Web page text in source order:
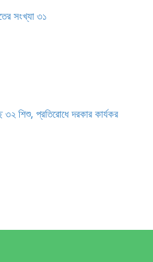
সংখ্যা ৩১
৩২ শিশু, প্রতিরোধে দরকার কার্যকর